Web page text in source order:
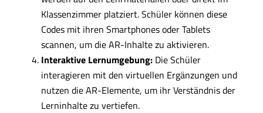
Klassenzimmer platziert. Schüler können diese
Codes mit ihren Smartphones oder Tablets
scannen, um die AR-Inhalte zu aktivieren.
Interaktive Lernumgebung: Die Schüler
interagieren mit den virtuellen Ergänzungen und
nutzen die AR-Elemente, um ihr Verständnis der
Lerninhalte zu vertiefen.